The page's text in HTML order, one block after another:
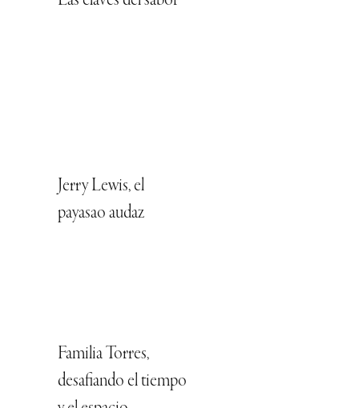
Jerry Lewis, el
payasao audaz
Familia Torres,
desafiando el tiempo